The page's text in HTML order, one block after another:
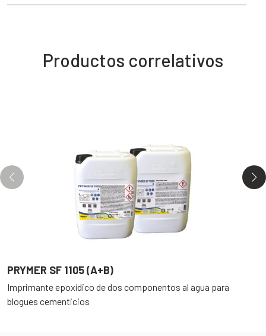
Productos correlativos
PRYMER SF 1105 (A+B)
Imprimante epoxídico de dos componentos al agua para
blogues cementicios